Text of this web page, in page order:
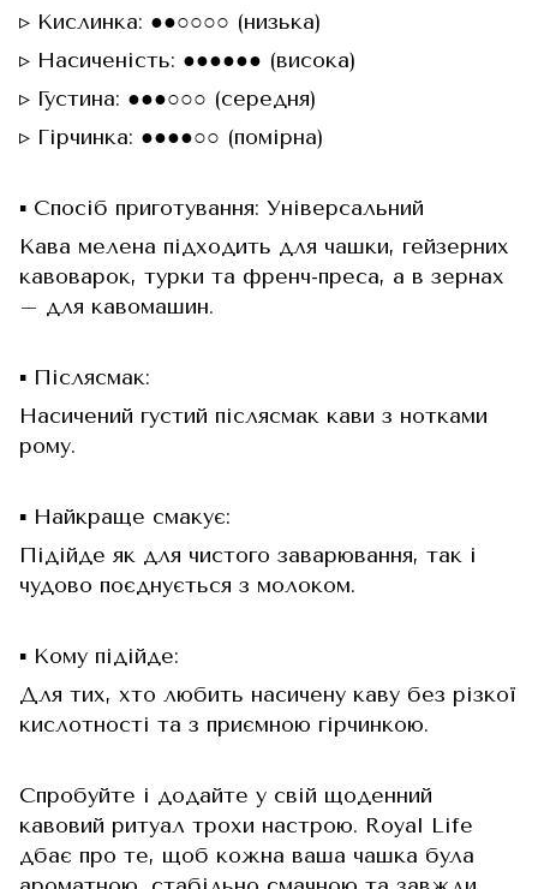
▹ Кислинка: ●●○○○○ (низька)
▹ Насиченість: ●●●●●● (висока)
▹ Густина: ●●●○○○ (середня)
▹ Гірчинка: ●●●●○○ (помірна)
▪️ Спосіб приготування: Універсальний
Кава мелена підходить для чашки, гейзерних
кавоварок, турки та френч-преса, а в зернах
– для кавомашин.
▪️ Післясмак:
Насичений густий післясмак кави з нотками
рому.
▪️ Найкраще смакує:
Підійде як для чистого заварювання, так і
чудово поєднується з молоком.
▪️ Кому підійде:
Для тих, хто любить насичену каву без різкої
кислотності та з приємною гірчинкою.
Спробуйте і додайте у свій щоденний
кавовий ритуал трохи настрою. Royal Life
дбає про те, щоб кожна ваша чашка була